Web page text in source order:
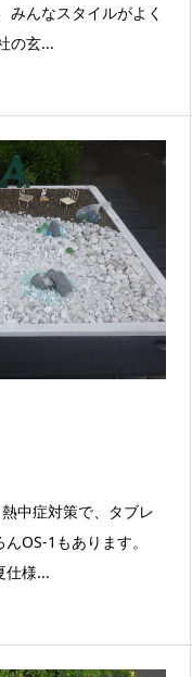
みんなスタイルがよく
の玄...
中症対策で、タブレ
OS-1もあります。
仕様...